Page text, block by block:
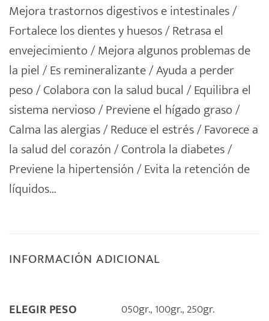
Mejora trastornos digestivos e intestinales /
Fortalece los dientes y huesos / Retrasa el
envejecimiento / Mejora algunos problemas de
la piel / Es remineralizante / Ayuda a perder
peso / Colabora con la salud bucal / Equilibra el
sistema nervioso / Previene el hígado graso /
Calma las alergias / Reduce el estrés / Favorece a
la salud del corazón / Controla la diabetes /
Previene la hipertensión / Evita la retención de
líquidos…
INFORMACIÓN ADICIONAL
ELEGIR PESO 050gr.,100gr.,250gr.